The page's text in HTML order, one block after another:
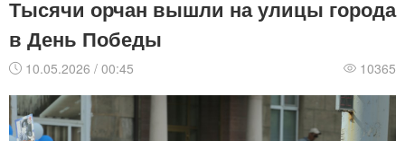
Тысячи орчан вышли на улицы города
в День Победы
10.05.2026 / 00:45 10365